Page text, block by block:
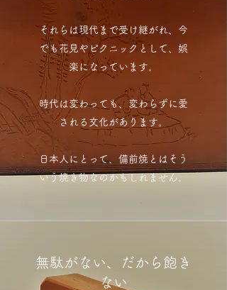
それらは現代まで受け継がれ、今
でも花見やピクニックとして、娯
楽になっています。
時代は変わっても、変わらずに愛
される文化があります。
日本人にとって、備前焼とはそう
いう焼き物なのかもしれません。
無駄がない、だから飽き
ない